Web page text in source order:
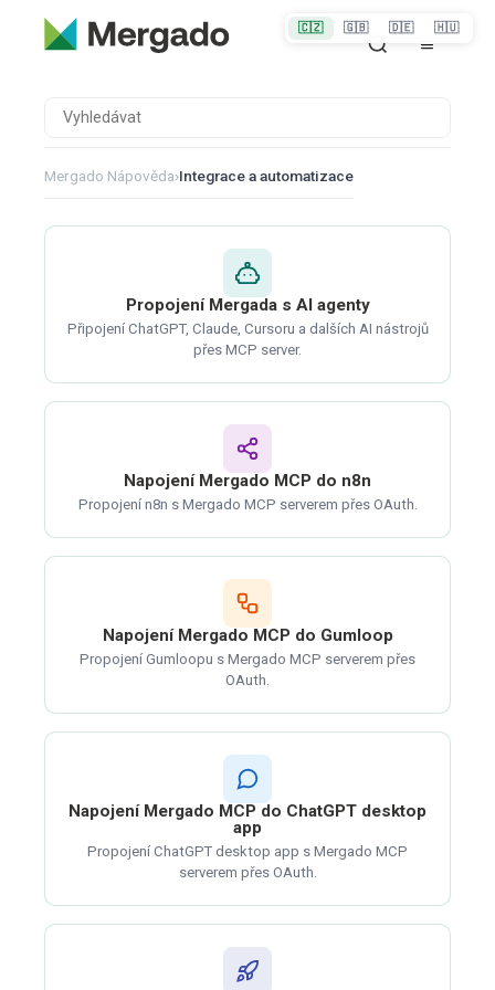
Mergado Nápověda›Integrace a automatizace
Propojení Mergada s AI agenty
Připojení ChatGPT, Claude, Cursoru a dalších AI nástrojů
přes MCP server.
Napojení Mergado MCP do n8n
Propojení n8n s Mergado MCP serverem přes OAuth.
Napojení Mergado MCP do Gumloop
Propojení Gumloopu s Mergado MCP serverem přes
OAuth.
Napojení Mergado MCP do ChatGPT desktop
app
Propojení ChatGPT desktop app s Mergado MCP
serverem přes OAuth.
🇨🇿 🇬🇧 🇩🇪 🇭🇺